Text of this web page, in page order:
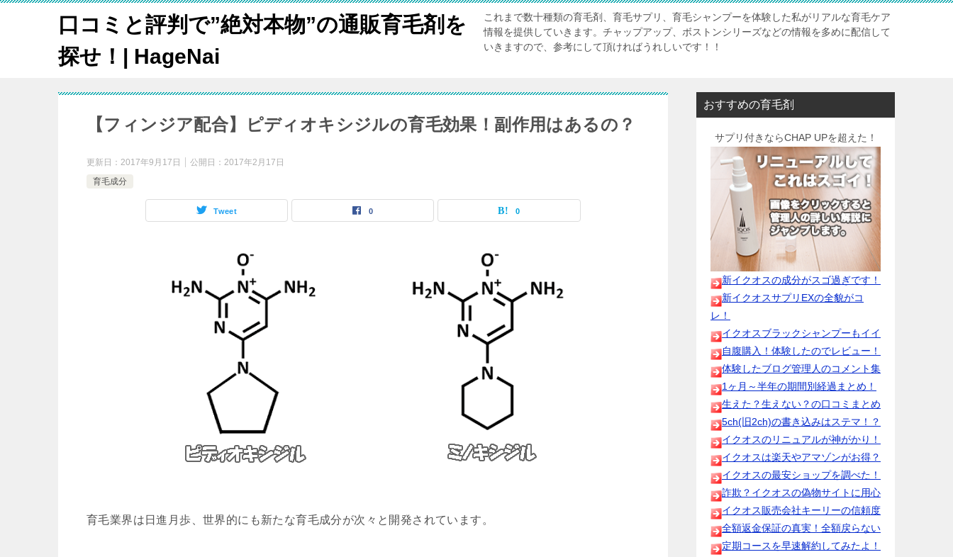
口コミと評判で”絶対本物”の通販育毛剤を
探せ！| HageNai
これまで数十種類の育毛剤、育毛サプリ、育毛シャンプーを体験した私がリアルな育毛ケア
情報を提供していきます。チャップアップ、ボストンシリーズなどの情報を多めに配信して
いきますので、参考にして頂ければうれしいです！！
【フィンジア配合】ピディオキシジルの育毛効果！副作用はあるの？
更新日： 2017年9月17日 公開日： 2017年2月17日
育毛成分
Tweet 0 0
育毛業界は日進月歩、世界的にも新たな育毛成分が次々と開発されています。
おすすめの育毛剤
サプリ付きならCHAP UPを超えた！
新イクオスの成分がスゴ過ぎです！
新イクオスサプリEXの全貌がコ
レ！
イクオスブラックシャンプーもイイ
自腹購入！体験したのでレビュー！
体験したブログ管理人のコメント集
1ヶ月～半年の期間別経過まとめ！
生えた？生えない？の口コミまとめ
5ch(旧2ch)の書き込みはステマ！？
イクオスのリニュアルが神がかり！
イクオスは楽天やアマゾンがお得？
イクオスの最安ショップを調べた！
詐欺？イクオスの偽物サイトに用心
イクオス販売会社キーリーの信頼度
全額返金保証の真実！全額戻らない
定期コースを早速解約してみたよ！